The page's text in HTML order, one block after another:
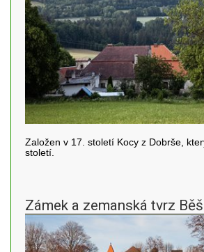
Založen v 17. století Kocy z Dobrše,
století.
Zámek a zemanská tvrz